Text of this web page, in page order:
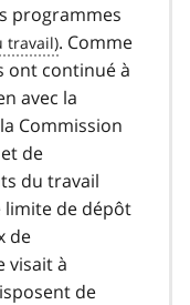
programmes
. Comme
ont continué à
avec la
Commission
de
du travail
limite de dépôt
de
visait à
de